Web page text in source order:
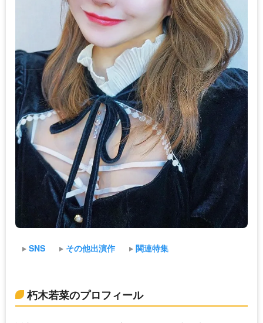
SNS その他出演作 関連特集
朽木若菜のプロフィール